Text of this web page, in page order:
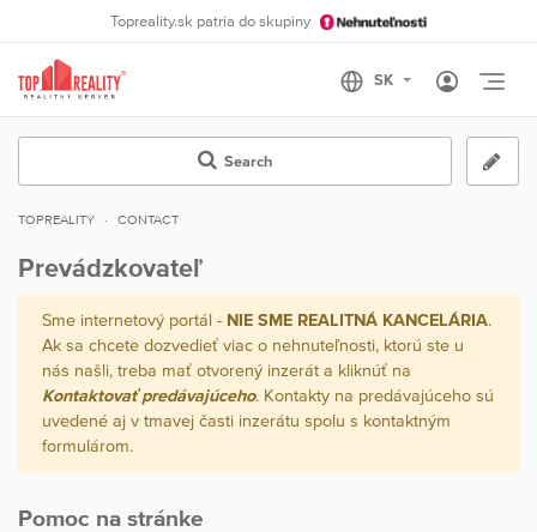
Topreality.sk patria do skupiny
Search
TOPREALITY CONTACT
Prevádzkovateľ
Sme internetový portál - NIE SME REALITNÁ KANCELÁRIA.
Ak sa chcete dozvedieť viac o nehnuteľnosti, ktorú ste u
nás našli, treba mať otvorený inzerát a kliknúť na
Kontaktovať predávajúceho. Kontakty na predávajúceho sú
uvedené aj v tmavej časti inzerátu spolu s kontaktným
formulárom.
Pomoc na stránke